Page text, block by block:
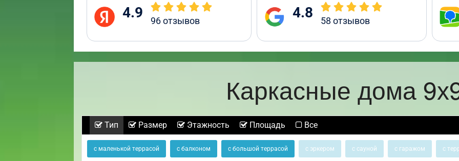
4.9 96отзывов 4.8 58 отзывов
Каркасные дома
Тип Размер Этажность Площадь Все
с маленькой террасой с балконом с большой террасой с эркером с сауной с гаражом с